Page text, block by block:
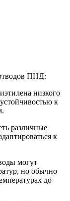
ПНД:
низкого
к
различные
к
могут
но обычно
до